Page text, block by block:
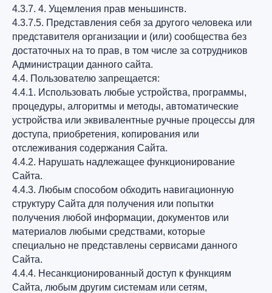
4.3.7. 4. Ущемления прав меньшинств.
4.3.7.5. Представления себя за другого человека или
представителя организации и (или) сообщества без
достаточных на то прав, в том числе за сотрудников
Администрации данного сайта.
4.4. Пользователю запрещается:
4.4.1. Использовать любые устройства, программы,
процедуры, алгоритмы и методы, автоматические
устройства или эквивалентные ручные процессы для
доступа, приобретения, копирования или
отслеживания содержания Сайта.
4.4.2. Нарушать надлежащее функционирование
Сайта.
4.4.3. Любым способом обходить навигационную
структуру Сайта для получения или попытки
получения любой информации, документов или
материалов любыми средствами, которые
специально не представлены сервисами данного
Сайта.
4.4.4. Несанкционированный доступ к функциям
Сайта, любым другим системам или сетям,